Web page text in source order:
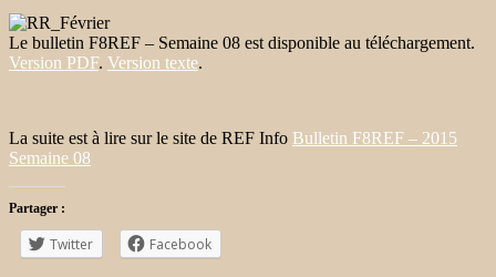
Le bulletin F8REF – Semaine 08 est disponible au téléchargement.
Version PDF. Version texte.
La suite est à lire sur le site de REF Info Bulletin F8REF – 2015
Semaine 08
Partager :
Twitter Facebook